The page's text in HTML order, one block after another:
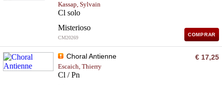
Kassap, Sylvain
Cl solo
Misterioso
CM20269
COMPRAR
Choral Antienne
Escaich, Thierry
Cl / Pn
€ 17,25